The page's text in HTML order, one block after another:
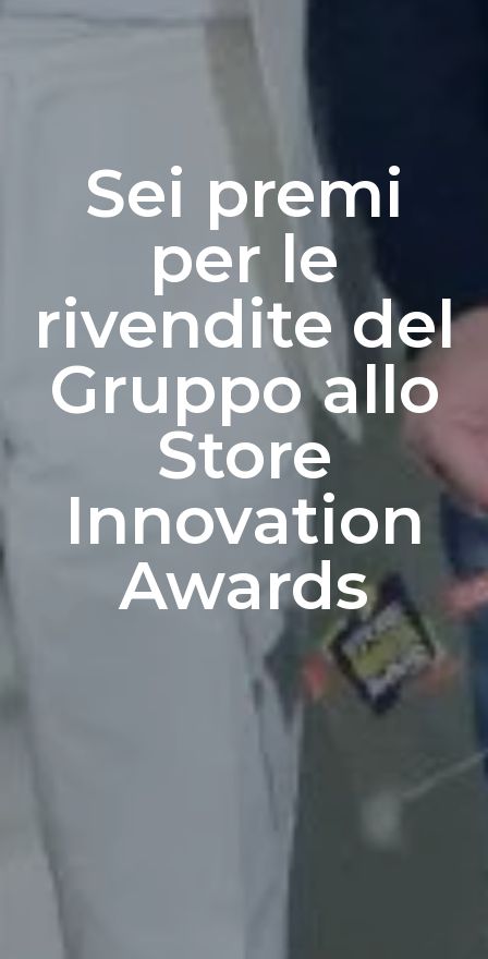
Sei premi
per le
rivendite del
Gruppo allo
Store
Innovation
Awards